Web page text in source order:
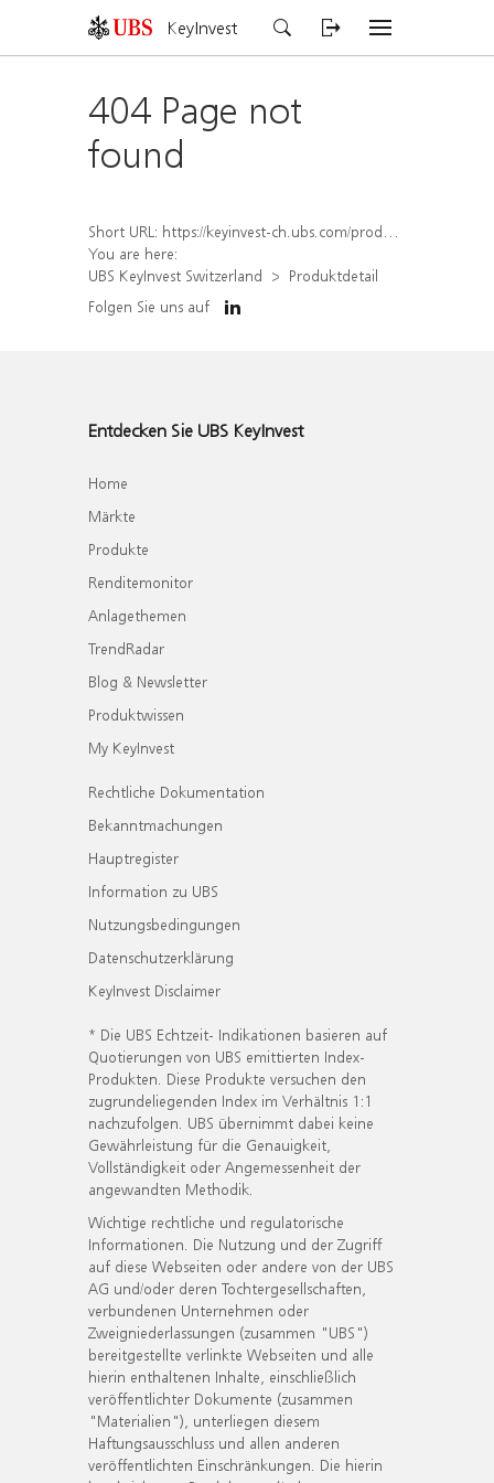
KeyInvest
404 Page not
found
Short URL: https://keyinvest-ch.ubs.com/produkt/detail/index/isin/CH1558307596
You are here:
UBS KeyInvest Switzerland
Produktdetail
Folgen Sie uns auf
Entdecken Sie UBS KeyInvest
Home
Märkte
Produkte
Renditemonitor
Anlagethemen
TrendRadar
Blog & Newsletter
Produktwissen
My KeyInvest
Rechtliche Dokumentation
Bekanntmachungen
Hauptregister
Information zu UBS
Nutzungsbedingungen
Datenschutzerklärung
KeyInvest Disclaimer
* Die UBS Echtzeit- Indikationen basieren auf
Quotierungen von UBS emittierten Index-
Produkten. Diese Produkte versuchen den
zugrundeliegenden Index im Verhältnis 1:1
nachzufolgen. UBS übernimmt dabei keine
Gewährleistung für die Genauigkeit,
Vollständigkeit oder Angemessenheit der
angewandten Methodik.
Wichtige rechtliche und regulatorische
Informationen. Die Nutzung und der Zugriff
auf diese Webseiten oder andere von der UBS
AG und/oder deren Tochtergesellschaften,
verbundenen Unternehmen oder
Zweigniederlassungen (zusammen "UBS")
bereitgestellte verlinkte Webseiten und alle
hierin enthaltenen Inhalte, einschließlich
veröffentlichter Dokumente (zusammen
"Materialien"), unterliegen diesem
Haftungsausschluss und allen anderen
veröffentlichten Einschränkungen. Die hierin